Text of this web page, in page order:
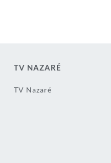
TV NAZARÉ
TV Nazaré